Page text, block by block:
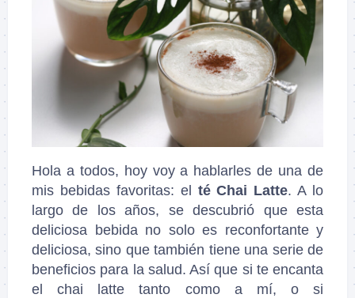
Hola a todos, hoy voy a hablarles de una de
mis bebidas favoritas: el té Chai Latte. A lo
largo de los años, se descubrió que esta
deliciosa bebida no solo es reconfortante y
deliciosa, sino que también tiene una serie de
beneficios para la salud. Así que si te encanta
el chai latte tanto como a mí, o si